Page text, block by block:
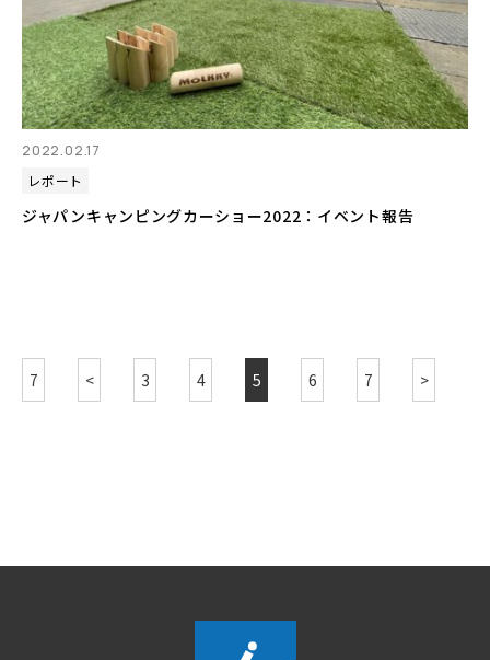
2022.02.17
レポート
ジャパンキャンピングカーショー2022：イベント報告
7 < 3 4 5 6 7 >